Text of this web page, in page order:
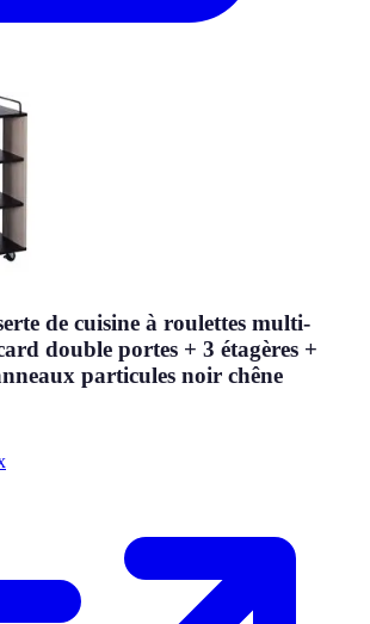
de cuisine à roulettes multi-
double portes + 3 étagères +
particules noir chêne